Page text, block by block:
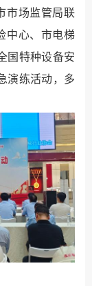
市场监管局联
中心、市电梯
国特种设备安
演练活动，多